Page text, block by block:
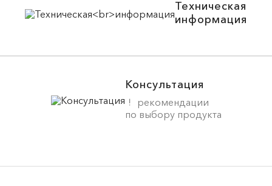
Техническая
информация
Консультация
рекомендации
по выбору продукта